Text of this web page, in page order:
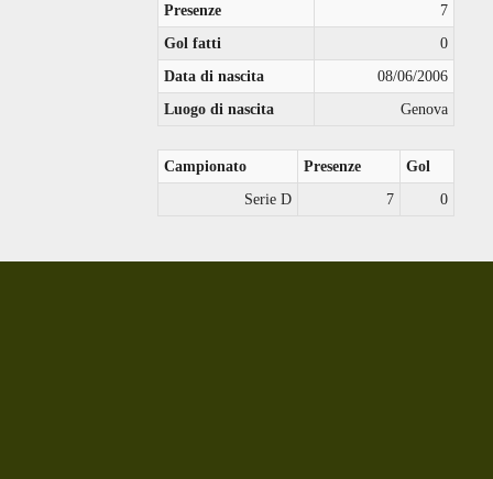
Presenze
7
Gol fatti
0
Data di nascita
08/06/2006
Luogo di nascita
Genova
Campionato Presenze
Gol
Serie D
7 0